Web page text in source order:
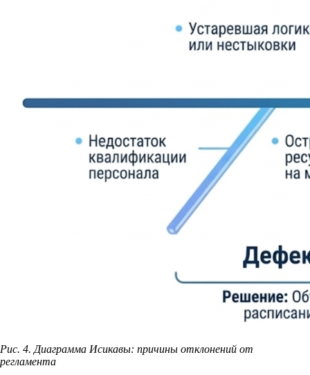
Рис. 4. Диаграмма Исикавы: причины отклонений от
регламента